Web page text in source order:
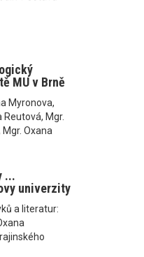
MU v Brně
Myronova,
Reutová, Mgr.
Oxana
...
univerzity
a literatur: